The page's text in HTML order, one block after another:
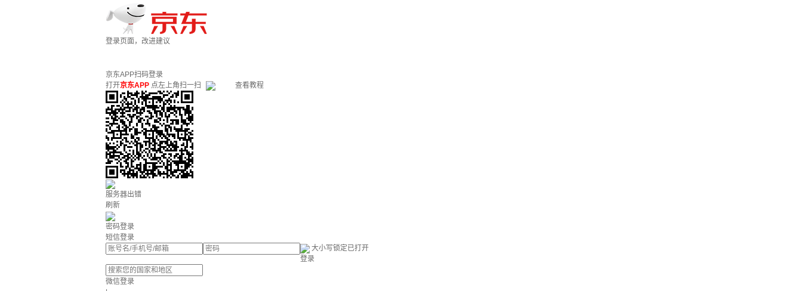
登录页面，改进建议
京东APP扫码登录
打开京东APP 点左上角扫一扫 查看教程
服务器出错
刷新
密码登录
短信登录
大小写锁定已打开
登录
微信登录